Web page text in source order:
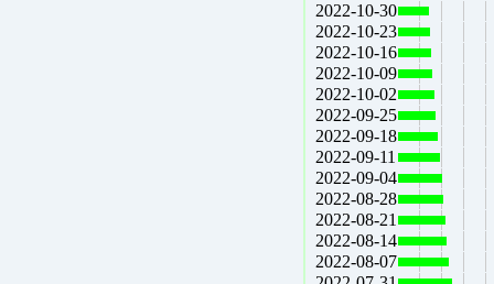
2022-10-30
2022-10-23
2022-10-16
2022-10-09
2022-10-02
2022-09-25
2022-09-18
2022-09-11
2022-09-04
2022-08-28
2022-08-21
2022-08-14
2022-08-07